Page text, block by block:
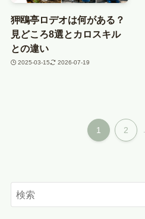
狎鴎亭ロデオは何がある？
見どころ8選とカロスキル
との違い
2025-03-15 2026-07-19
1 2